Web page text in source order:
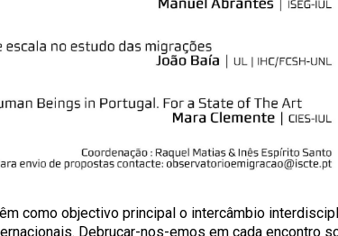
como objectivo principal o intercâmbio
Debruçar-nos-emos em cada encontro